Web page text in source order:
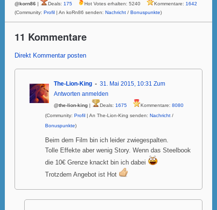
@korn86 | Deals: 175 Hot Votes erhalten: 5240 Kommentare: 1642
(Community: Profil | An koRn86 senden: Nachricht / Bonuspunkte)
11 Kommentare
Direkt Kommentar posten
The-Lion-King 31. Mai 2015, 10:31 Zum
Antworten anmelden
@the-lion-king | Deals: 1675 Kommentare: 8080
(Community: Profil | An The-Lion-King senden: Nachricht /
Bonuspunkte)
Beim dem Film bin ich leider zwiegespalten.
Tolle Effekte aber wenig Story. Wenn das Steelbook
die 10€ Grenze knackt bin ich dabei
Trotzdem Angebot ist Hot